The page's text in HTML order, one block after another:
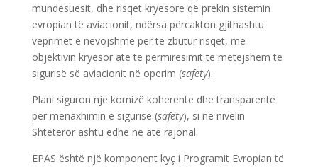
mundësuesit, dhe risqet kryesore që prekin sistemin
evropian të aviacionit, ndërsa përcakton gjithashtu
veprimet e nevojshme për të zbutur risqet, me
objektivin kryesor atë të përmirësimit të mëtejshëm të
sigurisë së aviacionit në operim (safety).
Plani siguron një kornizë koherente dhe transparente
për menaxhimin e sigurisë (safety), si në nivelin
Shtetëror ashtu edhe në atë rajonal.
EPAS është një komponent kyç i Programit Evropian të